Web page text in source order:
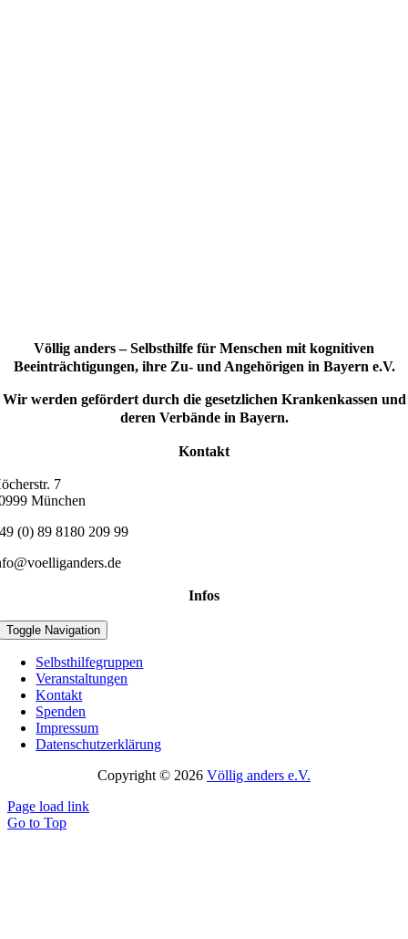
Völlig anders – Selbsthilfe für Menschen mit kognitiven
Beeinträchtigungen, ihre Zu- und Angehörigen in Bayern e.V.
Wir werden gefördert durch die gesetzlichen Krankenkassen und
deren Verbände in Bayern.
Kontakt
7
München
(0) 89 8180 209 99
Infos
Toggle Navigation
Selbsthilfegruppen
Veranstaltungen
Kontakt
Spenden
Impressum
Datenschutzerklärung
Copyright © 2026 Völlig anders e.V.
Page load link
Go to Top